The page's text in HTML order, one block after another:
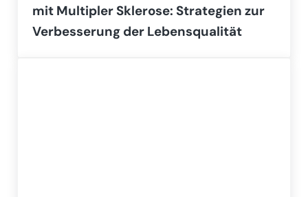
mit Multipler Sklerose: Strategien zur
Verbesserung der Lebensqualität